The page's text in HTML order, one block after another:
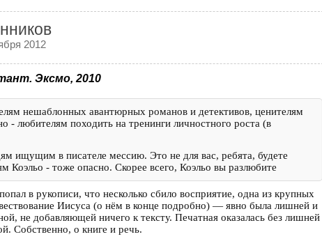
2012
Эксмо, 2010
нешаблонных авантюрных романов и детективов, ценителям
- любителям походить на тренинги личностного роста (в
ищущим в писателе мессию. Это не для вас, ребята, будете
Коэльо - тоже опасно. Скорее всего, Коэльо вы разлюбите
в рукописи, что несколько сбило восприятие, одна из крупных
Иисуса (о нём в конце подробно) — явно была лишней и
не добавляющей ничего к тексту. Печатная оказалась без лишней
Собственно, о книге и речь.